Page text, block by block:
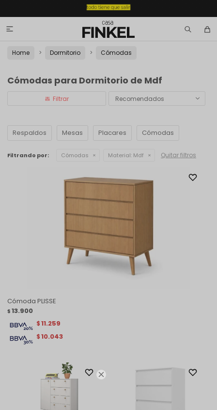


Home Dormitorio Cómodas
Cómodas para Dormitorio de Mdf
Recomendados
Respaldos Mesas Placares Cómodas
Filtrando por: Cómodas Material: Mdf Quitar filtros
Cómoda PLISSE
$ 13.900
$10.043
$11.259